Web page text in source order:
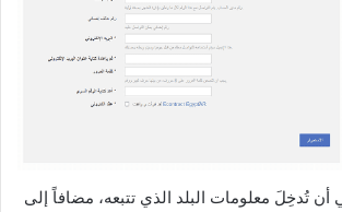
أن تُدخِلَ معلومات البلد الذي تتبعه، مضافاً إلى